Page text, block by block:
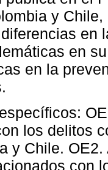
y
en
en
en la
los delitos
y Chile.
con